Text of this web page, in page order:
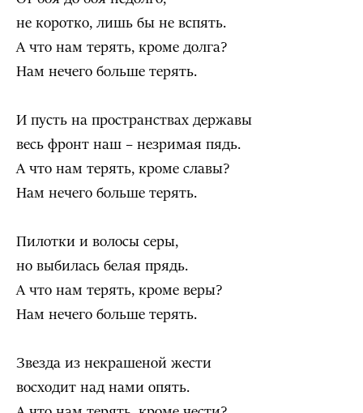
не коротко, лишь бы не вспять.
А что нам терять, кроме долга?
Нам нечего больше терять.
И пусть на пространствах державы
весь фронт наш – незримая пядь.
А что нам терять, кроме славы?
Нам нечего больше терять.
Пилотки и волосы серы,
но выбилась белая прядь.
А что нам терять, кроме веры?
Нам нечего больше терять.
Звезда из некрашеной жести
восходит над нами опять.